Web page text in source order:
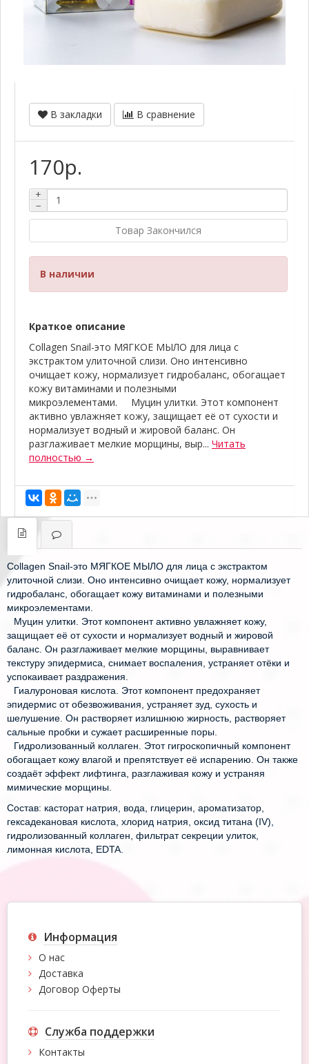
В закладки В сравнение
170р.
+
−
Товар Закончился
В наличии
Краткое описание
Collagen Snail-это МЯГКОЕ МЫЛО для лица с
экстрактом улиточной слизи. Оно интенсивно
очищает кожу, нормализует гидробаланс, обогащает
кожу витаминами и полезными
микроэлементами.⠀⠀Муцин улитки. Этот компонент
активно увлажняет кожу, защищает её от сухости и
нормализует водный и жировой баланс. Он
разглаживает мелкие морщины, выр... Читать
полностью →
Collagen Snail-это МЯГКОЕ МЫЛО для лица с экстрактом
улиточной слизи. Оно интенсивно очищает кожу, нормализует
гидробаланс, обогащает кожу витаминами и полезными
микроэлементами.⠀
⠀Муцин улитки. Этот компонент активно увлажняет кожу,
защищает её от сухости и нормализует водный и жировой
баланс. Он разглаживает мелкие морщины, выравнивает
текстуру эпидермиса, снимает воспаления, устраняет отёки и
успокаивает раздражения.⠀
⠀Гиалуроновая кислота. Этот компонент предохраняет
эпидермис от обезвоживания, устраняет зуд, сухость и
шелушение. Он растворяет излишнюю жирность, растворяет
сальные пробки и сужает расширенные поры.⠀
⠀Гидролизованный коллаген. Этот гигроскопичный компонент
обогащает кожу влагой и препятствует её испарению. Он также
создаёт эффект лифтинга, разглаживая кожу и устраняя
мимические морщины.
Состав: касторат натрия, вода, глицерин, ароматизатор,
гексадекановая кислота, хлорид натрия, оксид титана (IV),
гидролизованный коллаген, фильтрат секреции улиток,
лимонная кислота, EDTA.
Информация
О нас
Доставка
Договор Оферты
Служба поддержки
Контакты